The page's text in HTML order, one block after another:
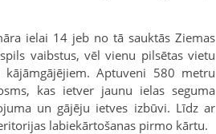
ielai 14 jeb no tā sauktās Ziemas
vaibstus, vēl vienu pilsētas vietu
Aptuveni 580 metru
kas ietver jaunu ielas seguma
un gājēju ietves izbūvi. Līdz ar
labiekārtošanas pirmo kārtu.